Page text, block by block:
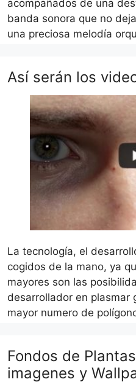
acompañados de una
banda sonora que no
una preciosa melodía
Así serán los
La tecnología, el
cogidos de la mano, ya
mayores son las
desarrollador en plasmar
mayor numero de
Fondos de
imagenes y